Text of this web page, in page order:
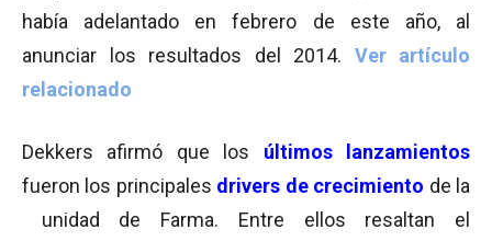
había adelantado en febrero de este año, al
anunciar los resultados del 2014. Ver artículo
relacionado
Dekkers afirmó que los últimos lanzamientos
fueron los principales drivers de crecimiento de la
unidad de Farma. Entre ellos resaltan el